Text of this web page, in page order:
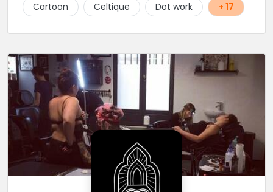
Cartoon
Celtique Dot work + 17